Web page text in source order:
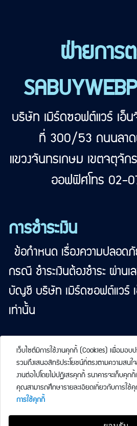
ฝ่ายการ
บริษัท เมิร์ดซอฟต์แวร์ เอ็น
ที่ 300/53 ถนนลา
แขวงจันทรเกษม เขตจตุจั
ออฟฟิศโทร 02-
การชำระเงิน
ข้อกำหนด เรื่องความปลอดภั
กรณี ชำระเงินต้องชำระ ผ่า
บัญชี บริษัท เมิร์ดซอฟต์แวร์
เท่านั้น
เว็บไซต์มีการใช้งานคุกกี้ (Cookies) เพื่อมอ
รวมถึงเสนอสิทธิประโยชน์ที่ตรงตามความส
งานต่อไปโดยไม่ปฏิเสธคุกกี้ ธนาคารจะเก็บคุก
คุณสามารถศึกษารายละเอียดเกี่ยวกับการใช้
การใช้คุกกี้